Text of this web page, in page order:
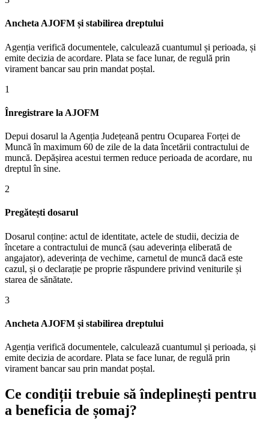
Ancheta AJOFM și stabilirea dreptului
Agenția verifică documentele, calculează cuantumul și perioada, și
emite decizia de acordare. Plata se face lunar, de regulă prin
virament bancar sau prin mandat poștal.
1
Înregistrare la AJOFM
Depui dosarul la Agenția Județeană pentru Ocuparea Forței de
Muncă în maximum 60 de zile de la data încetării contractului de
muncă. Depășirea acestui termen reduce perioada de acordare, nu
dreptul în sine.
2
Pregătești dosarul
Dosarul conține: actul de identitate, actele de studii, decizia de
încetare a contractului de muncă (sau adeverința eliberată de
angajator), adeverința de vechime, carnetul de muncă dacă este
cazul, și o declarație pe proprie răspundere privind veniturile și
starea de sănătate.
3
Ancheta AJOFM și stabilirea dreptului
Agenția verifică documentele, calculează cuantumul și perioada, și
emite decizia de acordare. Plata se face lunar, de regulă prin
virament bancar sau prin mandat poștal.
Ce condiții trebuie să îndeplinești pentru
a beneficia de șomaj?